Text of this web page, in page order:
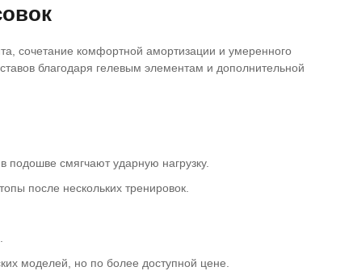
чем не обманул!!! Спасибо ему за
сочетание комфортной амортизации и умеренного
благодаря гелевым элементам и дополнительной
подошве смягчают ударную нагрузку.
после нескольких тренировок.
моделей, но по более доступной цене.